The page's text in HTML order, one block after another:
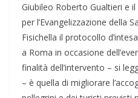
Giubileo Roberto Gualtieri e
per l’Evangelizzazione della
Fisichella il protocollo
a Roma in occasione
finalità dell’intervento – si
– è quella di migliorare